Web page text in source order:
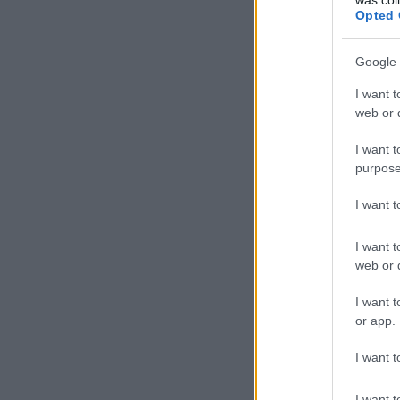
Opted
Google
I want
web or
I want
I want
I want
web or
I want
or app.
I want